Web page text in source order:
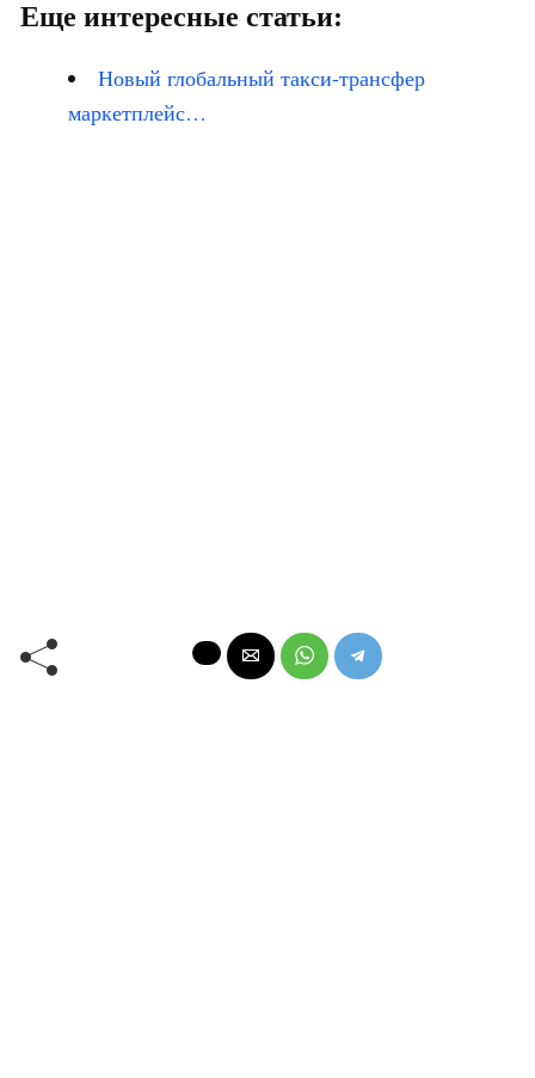
Еще интересные статьи:
Новый глобальный такси-трансфер
маркетплейс…